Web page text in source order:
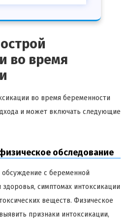
во время
во время беременности
и может включать следующие
обследование
с беременной
симптомах интоксикации
веществ. Физическое
признаки интоксикации,